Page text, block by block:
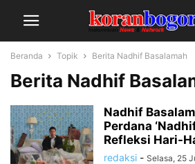
Beranda Topik Berita Nadhif Basalamah
Berita Nadhif
Nadhif
Perdana
Refleksi Hari-
redaksi - Selasa, 25